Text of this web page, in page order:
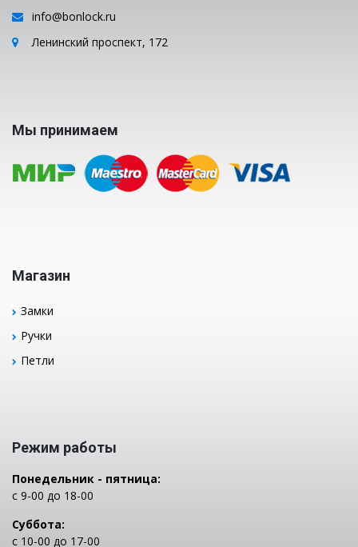
info@bonlock.ru
Ленинский проспект, 172
Мы принимаем
Магазин
Замки
Ручки
Петли
Режим работы
Понедельник - пятница:
с 9-00 до 18-00
Суббота:
с 10-00 до 17-00